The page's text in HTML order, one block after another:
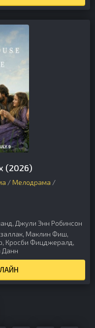
(2026)
/ Мелодрама /
Джули Энн Робинсон
Маклин Фиш,
Кросби Фицджералд,
Данн